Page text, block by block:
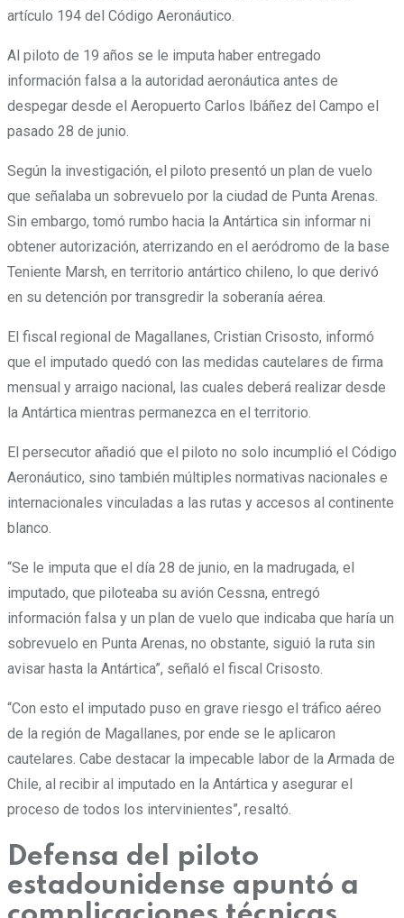
artículo 194 del Código Aeronáutico.
Al piloto de 19 años se le imputa haber entregado
información falsa a la autoridad aeronáutica antes de
despegar desde el Aeropuerto Carlos Ibáñez del Campo el
pasado 28 de junio
Según la investigación, el piloto presentó un plan de vuelo
que señalaba un sobrevuelo por la ciudad de Punta Arenas.
Sin embargo, tomó rumbo hacia la Antártica sin informar ni
obtener autorización, aterrizando en el aeródromo de la base
Teniente Marsh, en territorio antártico chileno, lo que derivó
en su detención por transgredir la soberanía aérea.
El fiscal regional de Magallanes, Cristian Crisosto, informó
que el imputado quedó con las medidas cautelares de firma
mensual y arraigo nacional, las cuales deberá realizar desde
la Antártica mientras permanezca en el territorio
El persecutor añadió que el piloto no solo incumplió el Código
Aeronáutico, sino también múltiples normativas nacionales e
internacionales vinculadas a las rutas y accesos al continente
blanco.
“Se le imputa que el día 28 de junio, en la madrugada, el
imputado, que piloteaba su avión Cessna, entregó
información falsa y un plan de vuelo que indicaba que haría un
sobrevuelo en Punta Arenas, no obstante, siguió la ruta sin
avisar hasta la Antártica”, señaló el fiscal Crisosto.
“Con esto el imputado puso en grave riesgo el tráfico aéreo
de la región de Magallanes, por ende se le aplicaron
cautelares. Cabe destacar la impecable labor de la Armada de
Chile, al recibir al imputado en la Antártica y asegurar el
proceso de todos los intervinientes”, resaltó.
Defensa del piloto
estadounidense apuntó a